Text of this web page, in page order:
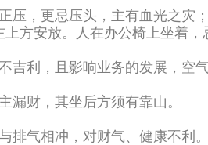
压，更忌压头，主有血光之灾
方安放。人在办公椅上坐着，
吉利，且影响业务的发展，空气
漏财，其坐后方须有靠山。
排气相冲，对财气、健康不利。